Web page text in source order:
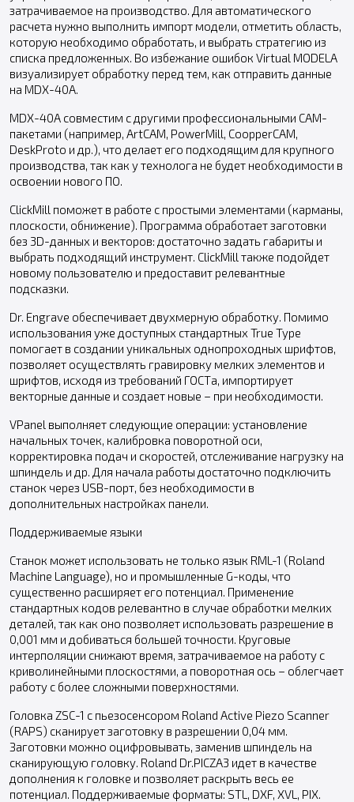
затрачиваемое на производство. Для автоматического
расчета нужно выполнить импорт модели, отметить область,
которую необходимо обработать, и выбрать стратегию из
списка предложенных. Во избежание ошибок Virtual MODELA
визуализирует обработку перед тем, как отправить данные
на MDX-40A.
MDX-40A совместим с другими профессиональными CAM-
пакетами (например, ArtCAM, PowerMill, CoopperCAM,
DeskProto и др.), что делает его подходящим для крупного
производства, так как у технолога не будет необходимости в
освоении нового ПО.
ClickMill поможет в работе с простыми элементами (карманы,
плоскости, обнижение). Программа обработает заготовки
без 3D-данных и векторов: достаточно задать габариты и
выбрать подходящий инструмент. ClickMill также подойдет
новому пользователю и предоставит релевантные
подсказки.
Dr. Engrave обеспечивает двухмерную обработку. Помимо
использования уже доступных стандартных True Type
помогает в создании уникальных однопроходных шрифтов,
позволяет осуществлять гравировку мелких элементов и
шрифтов, исходя из требований ГОСТа, импортирует
векторные данные и создает новые – при необходимости.
VPanel выполняет следующие операции: установление
начальных точек, калибровка поворотной оси,
корректировка подач и скоростей, отслеживание нагрузку на
шпиндель и др. Для начала работы достаточно подключить
станок через USB-порт, без необходимости в
дополнительных настройках панели.
Поддерживаемые языки
Станок может использовать не только язык RML-1 (Roland
Machine Language), но и промышленные G-коды, что
существенно расширяет его потенциал. Применение
стандартных кодов релевантно в случае обработки мелких
деталей, так как оно позволяет использовать разрешение в
0,001 мм и добиваться большей точности. Круговые
интерполяции снижают время, затрачиваемое на работу с
криволинейными плоскостями, а поворотная ось – облегчает
работу с более сложными поверхностями.
Головка ZSC-1 с пьезосенсором Roland Active Piezo Scanner
(RAPS) сканирует заготовку в разрешении 0,04 мм.
Заготовки можно оцифровывать, заменив шпиндель на
сканирующую головку. Roland Dr.PICZA3 идет в качестве
дополнения к головке и позволяет раскрыть весь ее
потенциал. Поддерживаемые форматы: STL, DXF, XVL, PIX.